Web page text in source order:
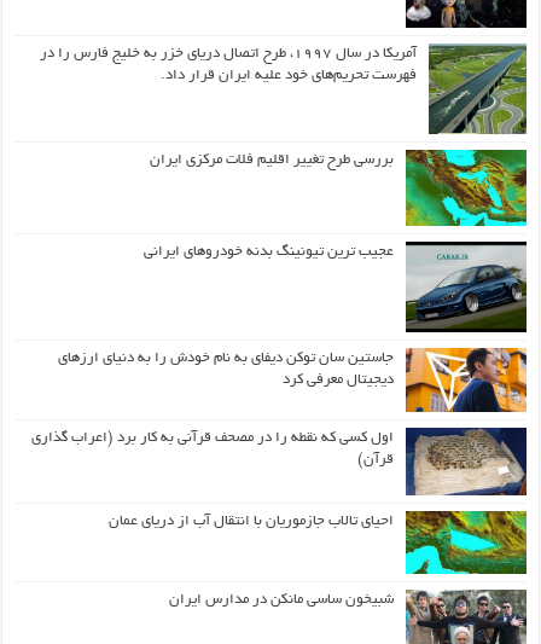
آمریکا در سال ۱۹۹۷، طرح اتصال دریای خزر به خلیج فارس را در
فهرست تحریم‌های خود علیه ایران قرار داد.
بررسی طرح تغییر اقلیم فلات مرکزی ایران
عجیب ترین تیونینگ بدنه خودروهای ایرانی
جاستین سان توکن دیفای به نام خودش را به دنیای ارزهای
دیجیتال معرفی کرد
اول كسی كه نقطه را در مصحف قرآنی به كار برد (اعراب گذاری
قرآن)
احیای تالاب جازموریان با انتقال آب از دریای عمان
شبیخون ساسی مانکن در مدارس ایران